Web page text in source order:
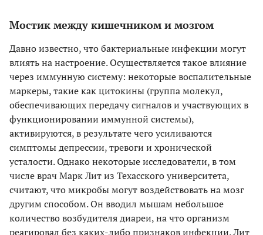
Мостик между кишечником и мозгом
Давно известно, что бактериальные инфекции могут
влиять на настроение. Осуществляется такое влияние
через иммунную систему: некоторые воспалительные
маркеры, такие как цитокины (группа молекул,
обеспечивающих передачу сигналов и участвующих в
функционировании иммунной системы),
активируются, в результате чего усиливаются
симптомы депрессии, тревоги и хронической
усталости. Однако некоторые исследователи, в том
числе врач Марк Лит из Техасского университета,
считают, что микробы могут воздействовать на мозг
другим способом. Он вводил мышам небольшое
количество возбудителя диареи, на что организм
реагировал без каких-либо признаков инфекции. Лит